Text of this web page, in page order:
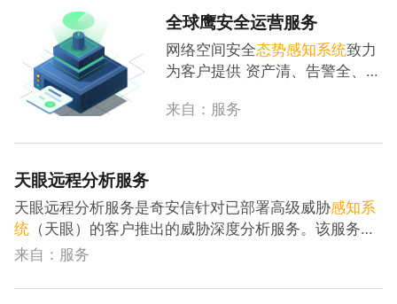
同时为工业安全
感知
与管理平台提供持续安全检测
与审计数据，为工业企业进行全面的安全管理和分析提
供数据支撑。
全球鹰安全运营服务
网络空间安全态势感知系统致力
为客户提供 资产清、告警全、事
客户提供包含资产类、网站类、
全漏洞进行漏洞审核或验证
来自：服务
天眼远程分析服务
天眼远程分析服务是奇安信针对已部署高级威胁感知系
统 （天眼）的客户推出的威胁深度分析服务。该服务依
托奇安信云端威胁情报、补天漏洞平台、安全响应中
式对天眼设备的告警日志及网络日志进行实时的分析和
来自：服务